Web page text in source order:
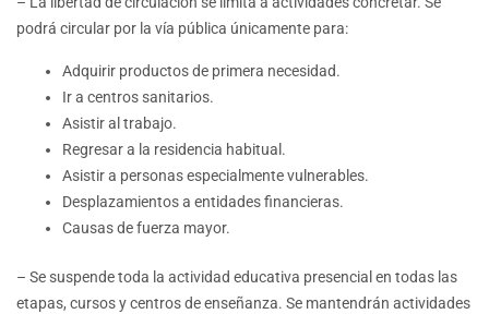
podrá circular por la vía pública únicamente para:
Adquirir productos de primera necesidad.
Ir a centros sanitarios.
Asistir al trabajo.
Regresar a la residencia habitual.
Asistir a personas especialmente vulnerables.
Desplazamientos a entidades financieras.
Causas de fuerza mayor.
– Se suspende toda la actividad educativa presencial en todas las
etapas, cursos y centros de enseñanza. Se mantendrán actividades